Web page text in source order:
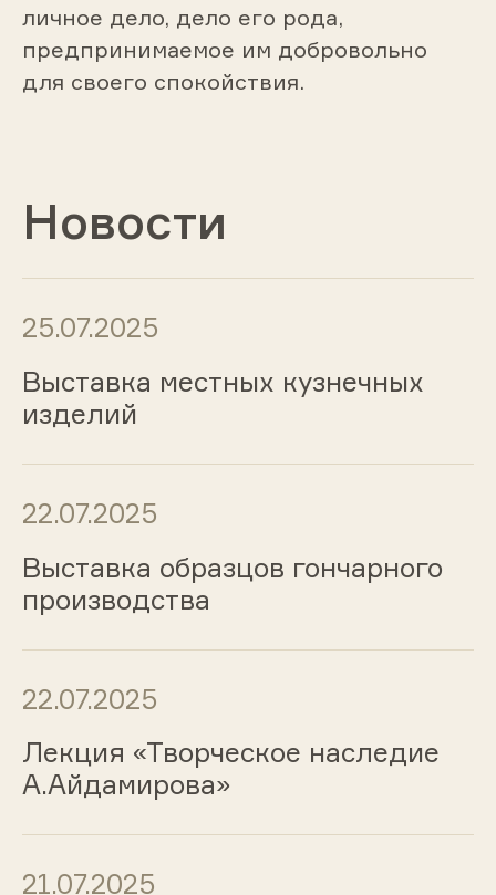
личное дело, дело его рода,
предпринимаемое им добровольно
для своего спокойствия.
Новости
25.07.2025
Выставка местных кузнечных
изделий
22.07.2025
Выставка образцов гончарного
производства
22.07.2025
Лекция «Творческое наследие
А.Айдамирова»
21.07.2025